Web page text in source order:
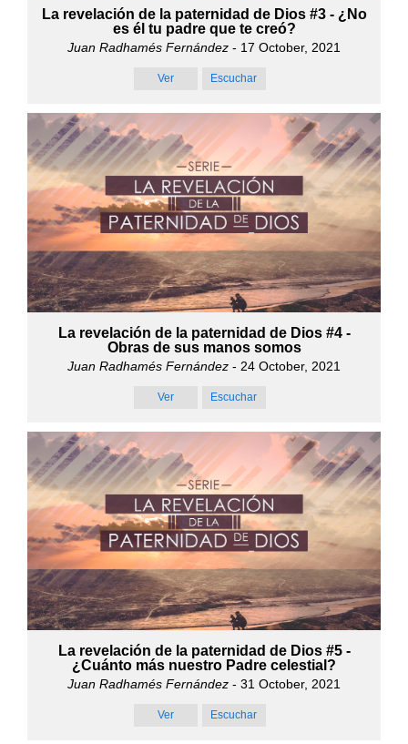
La revelación de la paternidad de Dios #3 - ¿No
es él tu padre que te creó?
Juan Radhamés Fernández - 17 October, 2021
Ver Escuchar
La revelación de la paternidad de Dios #4 -
Obras de sus manos somos
Juan Radhamés Fernández - 24 October, 2021
Ver Escuchar
La revelación de la paternidad de Dios #5 -
¿Cuánto más nuestro Padre celestial?
Juan Radhamés Fernández - 31 October, 2021
Ver Escuchar